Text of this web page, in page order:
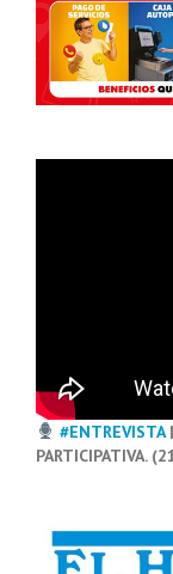
#ENTREVISTA|
PARTICIPATIVA.